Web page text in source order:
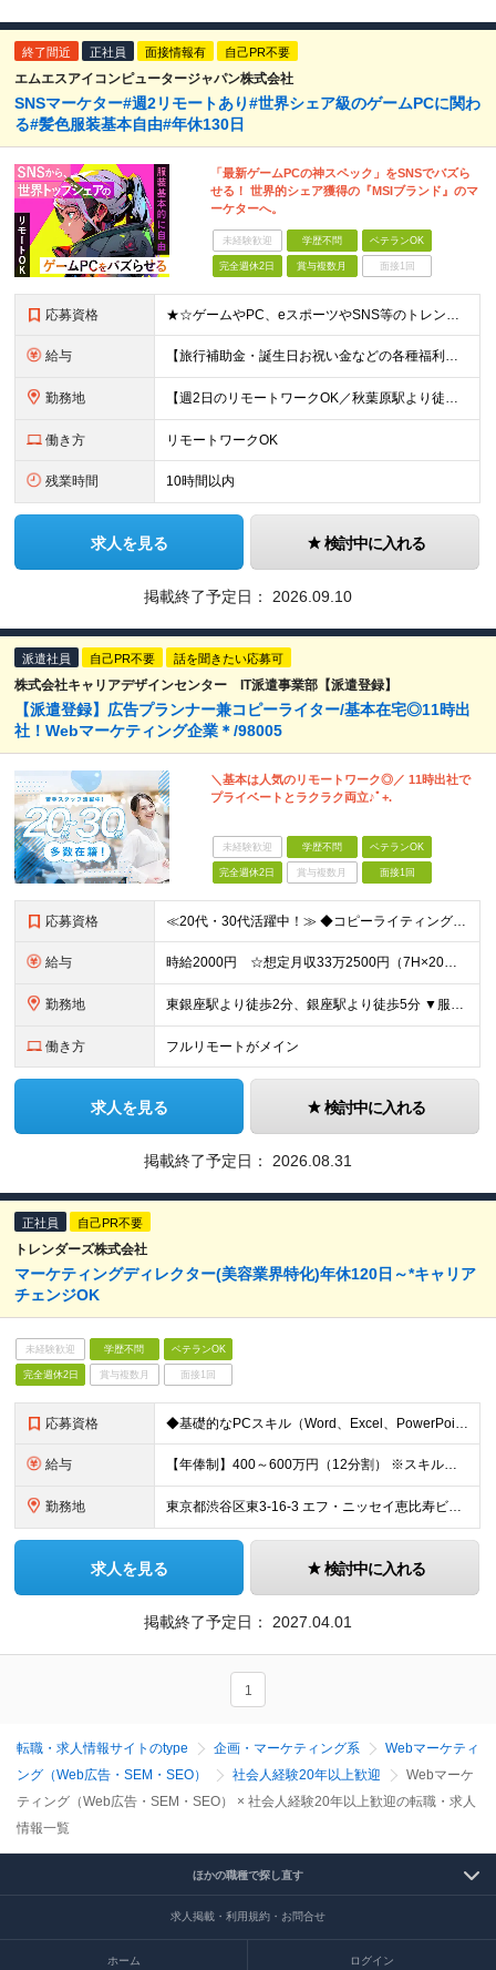
終了間近 正社員 面接情報有 自己PR不要
エムエスアイコンピュータージャパン株式会社
SNSマーケター#週2リモートあり#世界シェア級のゲームPCに関わ
る#髪色服装基本自由#年休130日
「最新ゲームPCの神スペック」をSNSでバズら
せる！ 世界的シェア獲得の『MSIブランド』のマ
ーケターへ。
未経験歓迎 学歴不問 ベテランOK
完全週休2日 賞与複数月 面接1回
応募資格 ★☆ゲームやPC、eスポーツやSNS等のトレンドに興味がある方必見☆★ ■以下いずれかのご経験をお持ちの方 ├マーケティング業務またはメディア・Webメディア・広告代理店の経験 └もしくはパソコンショ
給与 【旅行補助金・誕生日お祝い金などの各種福利厚生充実】 月給26万円～＋賞与年2回＋各種手当 ※経験・スキルを考慮し、決定いたします ※上記には固定残業代（24時間分／4万円～6万円）を含みます ※
勤務地 【週2日のリモートワークOK／秋葉原駅より徒歩5分】 本社：東京都千代田区神田須田町2-19-23 Daiwa秋葉原ビル 6階 ※展示会などでの国内/海外出張あり ※変更の範囲：上記を除く当社関連
働き方 リモートワークOK
残業時間 10時間以内
求人を見る 検討中に入れる
掲載終了予定日： 2026.09.10
派遣社員 自己PR不要 話を聞きたい応募可
株式会社キャリアデザインセンター IT派遣事業部【派遣登録】
【派遣登録】広告プランナー兼コピーライター/基本在宅◎11時出
社！Webマーケティング企業＊/98005
＼基本は人気のリモートワーク◎／ 11時出社で
プライベートとラクラク両立♪ﾟ+.
未経験歓迎 学歴不問 ベテランOK
完全週休2日 賞与複数月 面接1回
応募資格 ≪20代・30代活躍中！≫ ◆コピーライティングの経験 ◆広告プランニングの経験 ※ブランクがある方やこれまでのご経験に自信がない方も、まずはお気軽にご応募ください！ ※ご経歴をなるべく詳細に記載い
給与 時給2000円 ☆想定月収33万2500円（7H×20日+残業25H） ※交通費全額支給 ※在宅日数に応じて、在宅勤務手当あり
勤務地 東銀座駅より徒歩2分、銀座駅より徒歩5分 ▼服装：オフィスカジュアル ▼働き方：在宅勤務 ※案件によって月1～2回出社いただく可能性があります。 ※業務に慣れるまでは出社いただきます。 ▼受動喫煙
働き方 フルリモートがメイン
求人を見る 検討中に入れる
掲載終了予定日： 2026.08.31
正社員 自己PR不要
トレンダーズ株式会社
マーケティングディレクター(美容業界特化)年休120日～*キャリア
チェンジOK
未経験歓迎 学歴不問 ベテランOK
完全週休2日 賞与複数月 面接1回
応募資格 ◆基礎的なPCスキル（Word、Excel、PowerPoint） ◆社会人経験2年以上 ◆SNS広告運用の経験がある方 ◆複数のプロジェクト管理の経験がある方 【求める人物像】 ◆確動性が高く、リ
給与 【年俸制】400～600万円（12分割） ※スキル・経験を考慮の上、決定します ※上記金額には固定残業代として月45時間相当（月90,000円～月136,000円程度）が含まれています ※超過分は別途
勤務地 東京都渋谷区東3-16-3 エフ・ニッセイ恵比寿ビル8階 ※(変更の範囲)上記を除く当社関連勤務地
求人を見る 検討中に入れる
掲載終了予定日： 2027.04.01
1
転職・求人情報サイトのtype 企画・マーケティング系
Webマーケティ
ング（Web広告・SEM・SEO）
社会人経験20年以上歓迎
Webマーケ
ティング（Web広告・SEM・SEO） × 社会人経験20年以上歓迎の転職・求人
情報一覧
ほかの職種で探し直す
求人掲載・利用規約・お問合せ
ホーム ログイン